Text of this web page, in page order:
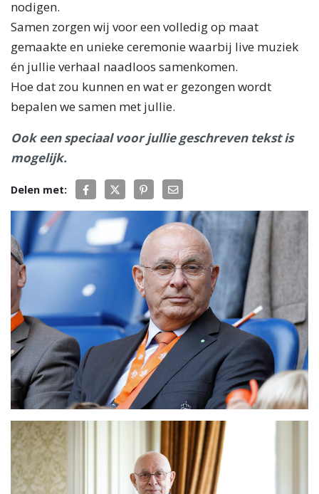
nodigen.
Samen zorgen wij voor een volledig op maat
gemaakte en unieke ceremonie waarbij live muziek
én jullie verhaal naadloos samenkomen.
Hoe dat zou kunnen en wat er gezongen wordt
bepalen we samen met jullie.
Ook een speciaal voor jullie geschreven tekst is
mogelijk.
Delen met: